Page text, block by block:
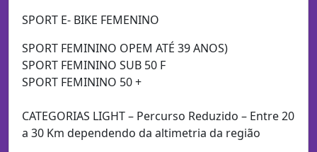
SPORT E- BIKE FEMENINO
SPORT FEMININO OPEM ATÉ 39 ANOS)
SPORT FEMININO SUB 50 F
SPORT FEMININO 50 +
CATEGORIAS LIGHT – Percurso Reduzido – Entre 20
a 30 Km dependendo da altimetria da região